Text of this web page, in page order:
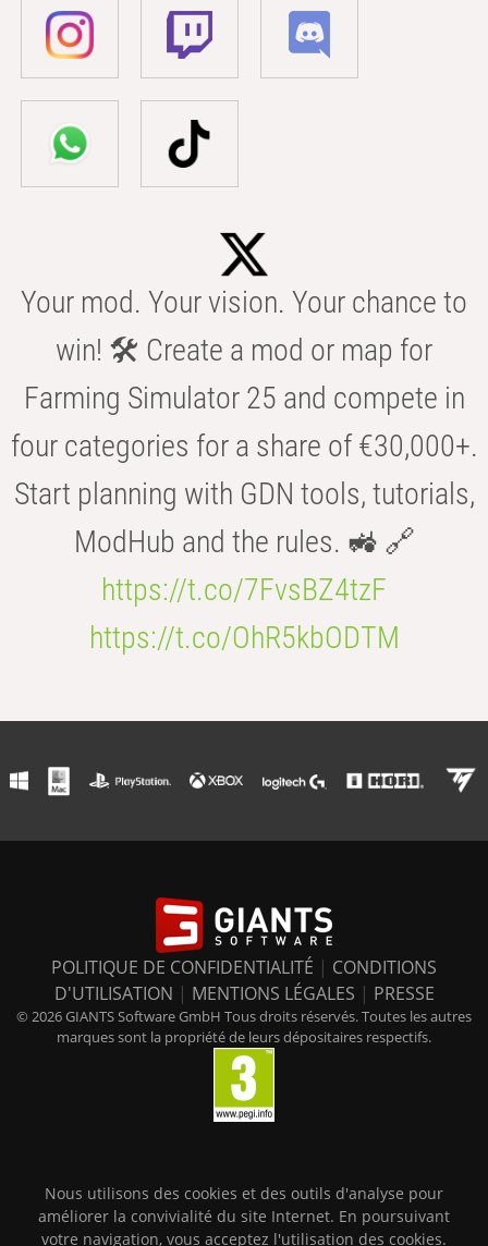
Your mod. Your vision. Your chance to
win! 🛠️ Create a mod or map for
Farming Simulator 25 and compete in
four categories for a share of €30,000+.
Start planning with GDN tools, tutorials,
ModHub and the rules. 🚜 🔗
https://t.co/7FvsBZ4tzF
https://t.co/OhR5kbODTM
POLITIQUE DE CONFIDENTIALITÉ | CONDITIONS
D'UTILISATION | MENTIONS LÉGALES | PRESSE
© 2026 GIANTS Software GmbH Tous droits réservés. Toutes les autres
marques sont la propriété de leurs dépositaires respectifs.
Nous utilisons des cookies et des outils d'analyse pour
améliorer la convivialité du site Internet. En poursuivant
votre navigation, vous acceptez l'utilisation des cookies.